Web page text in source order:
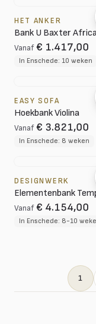
HET ANKER
Bank U Baxter
Vanaf € 1.417,00
In Enschede: 10 weken
EASY SOFA
Hoekbank Violina
Vanaf € 3.821,00
In Enschede: 8 weken
DESIGNWERK
Elementenbank
Vanaf € 4.154,00
In Enschede: 8-10
1